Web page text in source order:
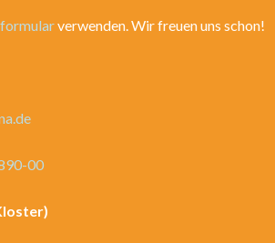
verwenden. Wir freuen uns schon!
00